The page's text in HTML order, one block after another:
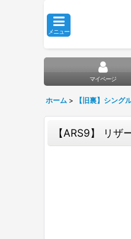
メニュー
マイページ
ホーム > 【旧裏】シング
【ARS9】 リ